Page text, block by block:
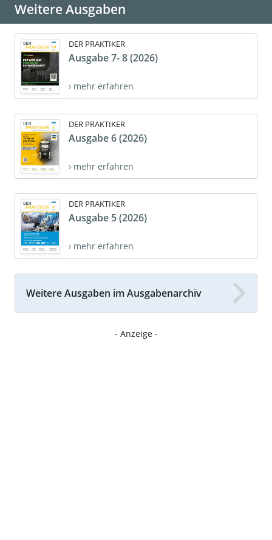
Weitere Ausgaben
DER PRAKTIKER
Ausgabe 7- 8 (2026)
› mehr erfahren
DER PRAKTIKER
Ausgabe 6 (2026)
› mehr erfahren
DER PRAKTIKER
Ausgabe 5 (2026)
› mehr erfahren
Weitere Ausgaben im Ausgabenarchiv
- Anzeige -